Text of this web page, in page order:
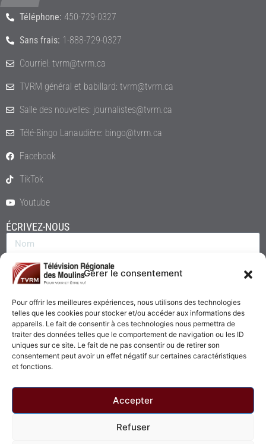
Gérer le consentement
Pour offrir les meilleures expériences, nous utilisons des technologies
telles que les cookies pour stocker et/ou accéder aux informations des
appareils. Le fait de consentir à ces technologies nous permettra de
traiter des données telles que le comportement de navigation ou les ID
uniques sur ce site. Le fait de ne pas consentir ou de retirer son
consentement peut avoir un effet négatif sur certaines caractéristiques
et fonctions.
Accepter
Refuser
Téléphone: 450-729-0327
Sans frais: 1-888-729-0327
Courriel: tvrm@tvrm.ca
TVRM général et babillard: tvrm@tvrm.ca
Salle des nouvelles: journalistes@tvrm.ca
Télé-Bingo Lanaudière: bingo@tvrm.ca
Facebook
TikTok
Youtube
ÉCRIVEZ-NOUS